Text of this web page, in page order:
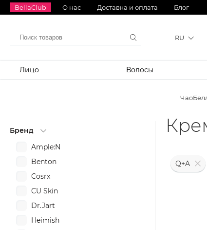
BellaClub О нас Доставка и оплата Блог
RU
Лицо Волосы
Бренд
Ample:N
Benton
Cosrx
CU Skin
Dr.Jart
Heimish
Q+A